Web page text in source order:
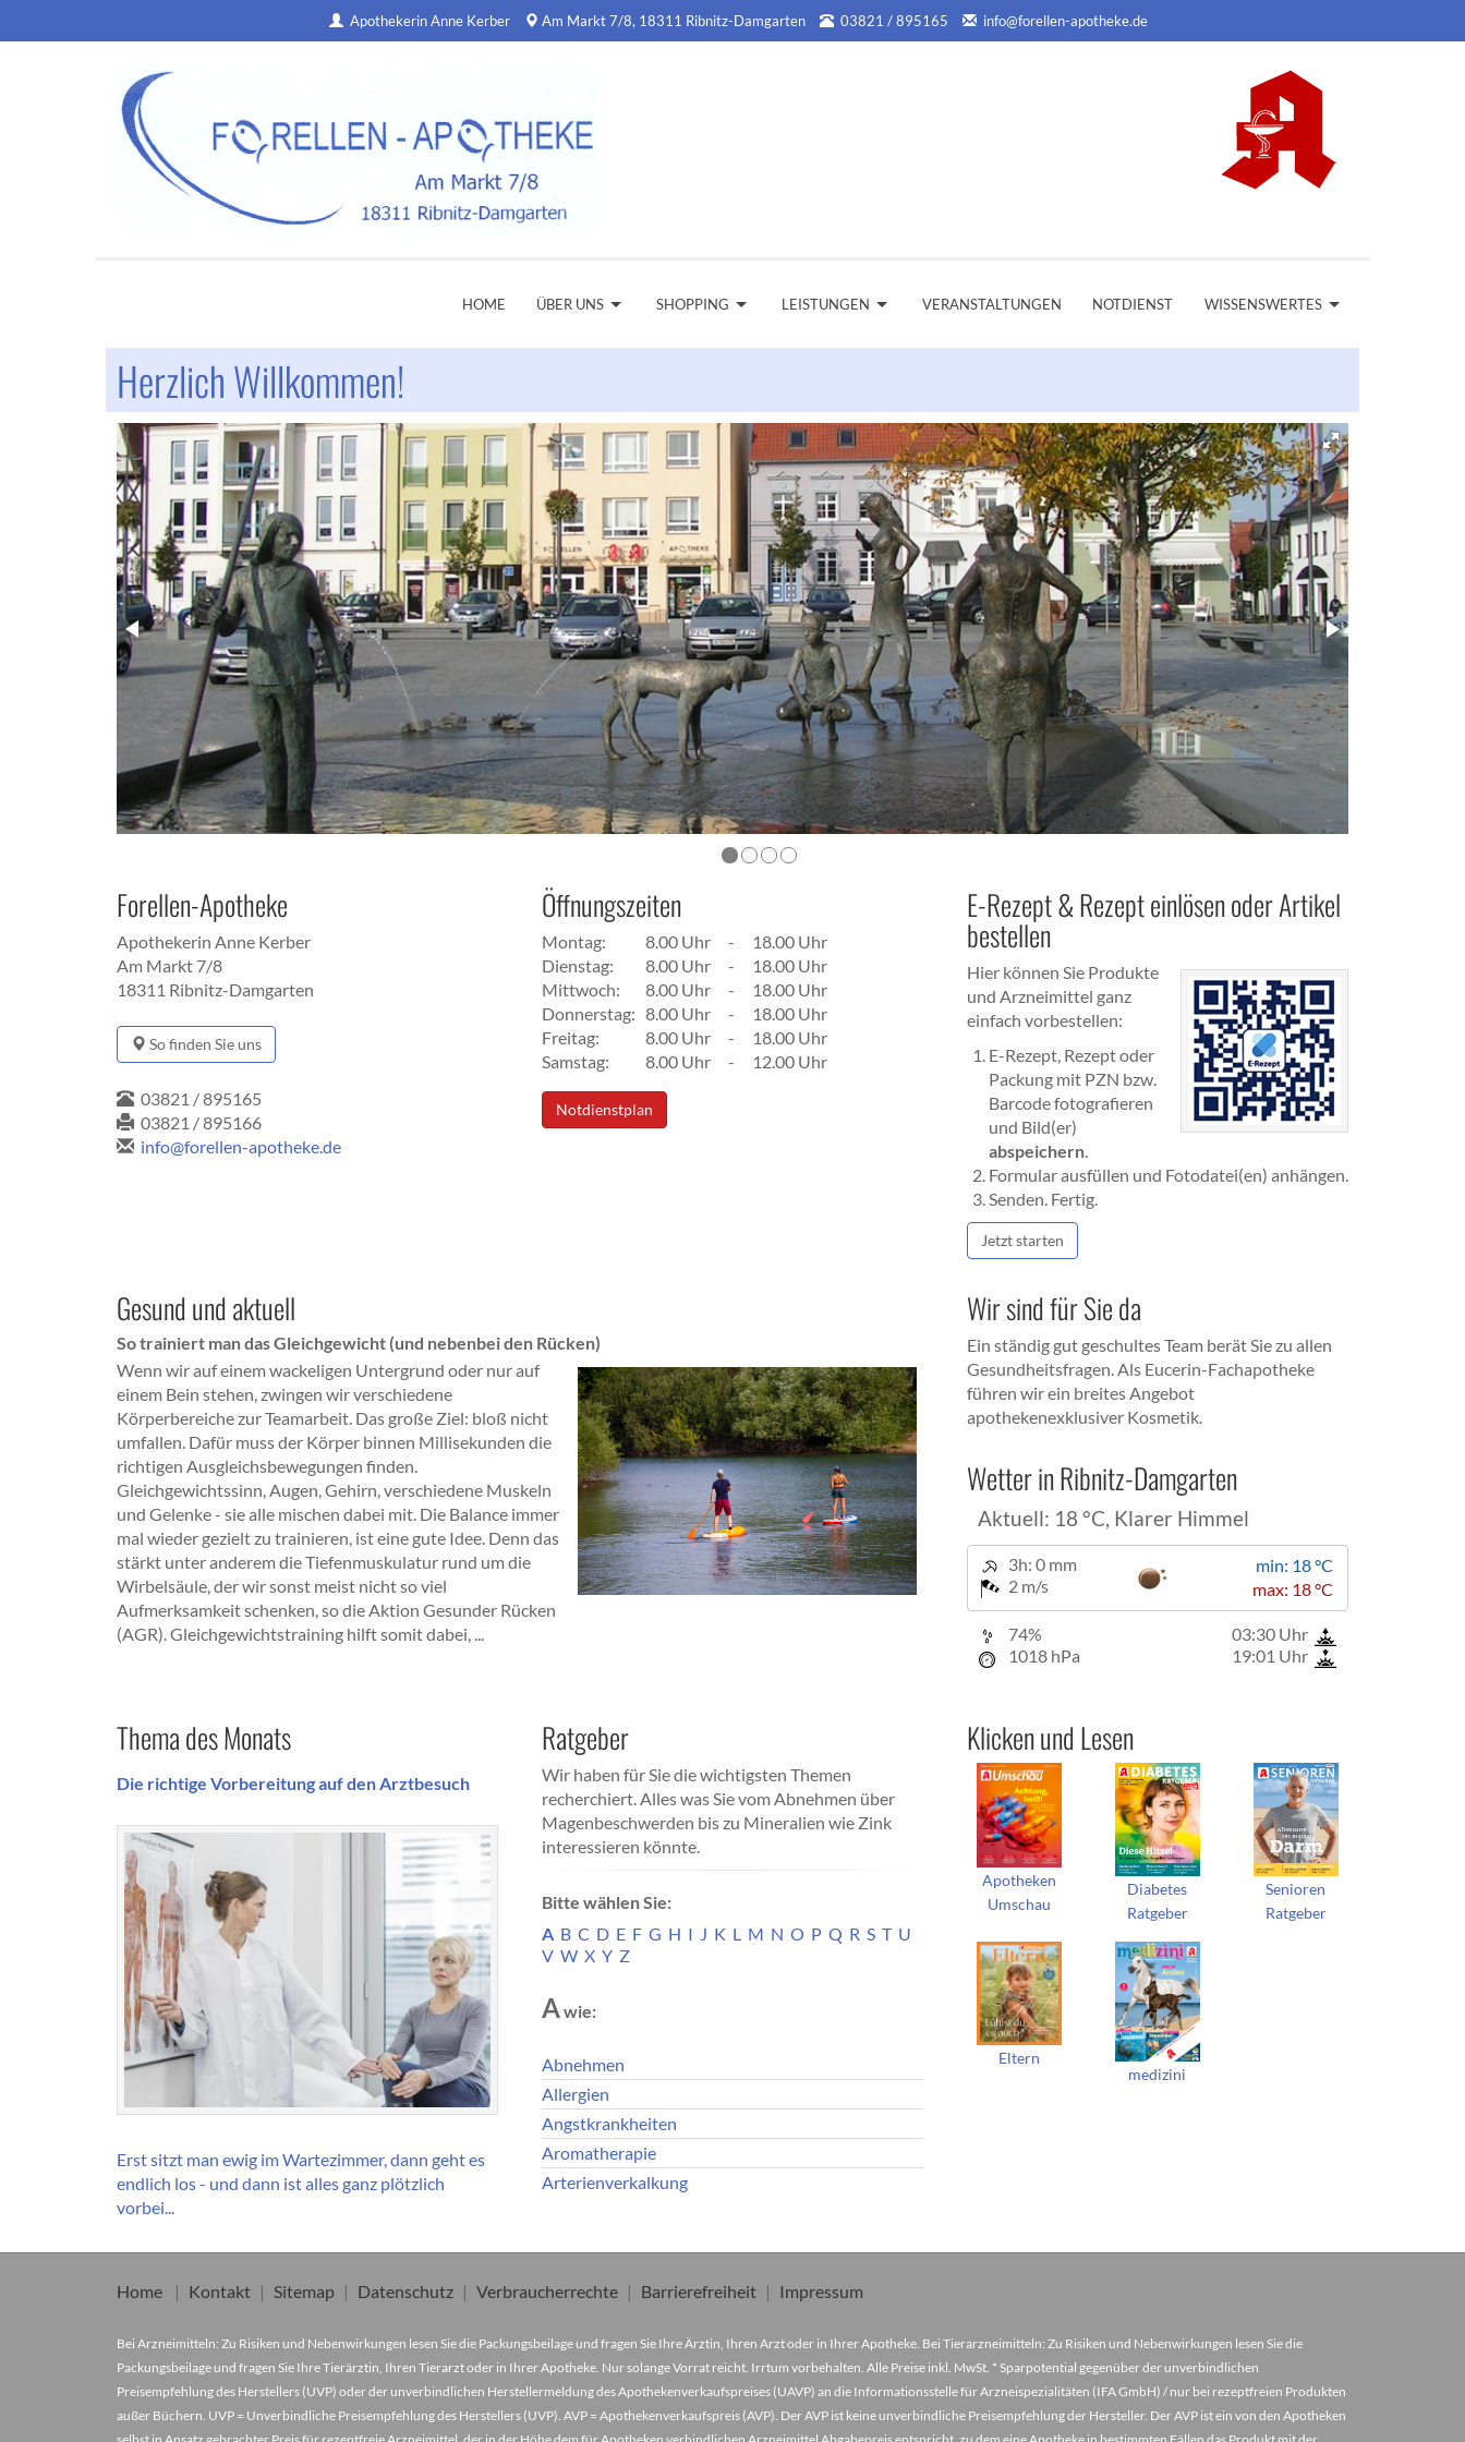
Apothekerin Anne Kerber Am Markt 7/8, 18311 Ribnitz-Damgarten 03821 / 895165 info@forellen-apotheke.de
HOME ÜBER UNS SHOPPING LEISTUNGEN VERANSTALTUNGEN NOTDIENST WISSENSWERTES
Herzlich Willkommen!
Forellen-Apotheke
Apothekerin Anne Kerber
Am Markt 7/8
18311 Ribnitz-Damgarten
So finden Sie uns
03821 / 895165
03821 / 895166
info@forellen-apotheke.de
Öffnungszeiten
Montag: 8.00 Uhr -
18.00 Uhr
Dienstag:
8.00 Uhr -
18.00 Uhr
Mittwoch:
8.00 Uhr -
18.00 Uhr
Donnerstag: 8.00 Uhr -
18.00 Uhr
Freitag:
8.00 Uhr -
18.00 Uhr
Samstag:
8.00 Uhr - 12.00 Uhr
Notdienstplan
E-Rezept & Rezept einlösen oder Artikel
bestellen
Hier können Sie Produkte
und Arzneimittel ganz
einfach vorbestellen:
E-Rezept, Rezept oder
Packung mit PZN bzw.
Barcode fotografieren
und Bild(er)
abspeichern.
Formular ausfüllen und Fotodatei(en) anhängen.
Senden. Fertig.
Jetzt starten
Gesund und aktuell
So trainiert man das Gleichgewicht (und nebenbei den Rücken)
Wenn wir auf einem wackeligen Untergrund oder nur auf
einem Bein stehen, zwingen wir verschiedene
Körperbereiche zur Teamarbeit. Das große Ziel: bloß nicht
umfallen. Dafür muss der Körper binnen Millisekunden die
richtigen Ausgleichsbewegungen finden.
Gleichgewichtssinn, Augen, Gehirn, verschiedene Muskeln
und Gelenke - sie alle mischen dabei mit. Die Balance immer
mal wieder gezielt zu trainieren, ist eine gute Idee. Denn das
stärkt unter anderem die Tiefenmuskulatur rund um die
Wirbelsäule, der wir sonst meist nicht so viel
Aufmerksamkeit schenken, so die Aktion Gesunder Rücken
(AGR). Gleichgewichtstraining hilft somit dabei, ...
Wir sind für Sie da
Ein ständig gut geschultes Team berät Sie zu allen
Gesundheitsfragen. Als Eucerin-Fachapotheke
führen wir ein breites Angebot
apothekenexklusiver Kosmetik.
Wetter in Ribnitz-Damgarten
Aktuell: 18 °C, Klarer Himmel
3h: 0 mm
2 m/s
min: 18 °C
max: 18 °C
74%
03:30 Uhr
1018 hPa
19:01 Uhr
Thema des Monats
Die richtige Vorbereitung auf den Arztbesuch
Erst sitzt man ewig im Wartezimmer, dann geht es
endlich los - und dann ist alles ganz plötzlich
vorbei...
Ratgeber
Wir haben für Sie die wichtigsten Themen
recherchiert. Alles was Sie vom Abnehmen über
Magenbeschwerden bis zu Mineralien wie Zink
interessieren könnte.
Bitte wählen Sie:
A B C D E F G H I J K L M N O P Q R S T U
V W X Y Z
Awie:
Abnehmen
Allergien
Angstkrankheiten
Aromatherapie
Arterienverkalkung
Klicken und Lesen
Apotheken
Umschau
Diabetes
Ratgeber
Senioren
Ratgeber
Eltern
medizini
Home Kontakt Sitemap Datenschutz Verbraucherrechte Barrierefreiheit Impressum
Bei Arzneimitteln: Zu Risiken und Nebenwirkungen lesen Sie die Packungsbeilage und fragen Sie Ihre Ärztin, Ihren Arzt oder in Ihrer Apotheke. Bei Tierarzneimitteln: Zu Risiken und Nebenwirkungen lesen Sie die
Packungsbeilage und fragen Sie Ihre Tierärztin, Ihren Tierarzt oder in Ihrer Apotheke. Nur solange Vorrat reicht. Irrtum vorbehalten. Alle Preise inkl. MwSt. * Sparpotential gegenüber der unverbindlichen
Preisempfehlung des Herstellers (UVP) oder der unverbindlichen Herstellermeldung des Apothekenverkaufspreises (UAVP) an die Informationsstelle für Arzneispezialitäten (IFA GmbH) / nur bei rezeptfreien Produkten
außer Büchern. UVP = Unverbindliche Preisempfehlung des Herstellers (UVP). AVP = Apothekenverkaufspreis (AVP). Der AVP ist keine unverbindliche Preisempfehlung der Hersteller. Der AVP ist ein von den Apotheken